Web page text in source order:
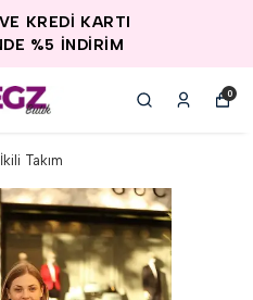
KREDİ KARTI
%5 İNDİRİM
0
İkili Takım